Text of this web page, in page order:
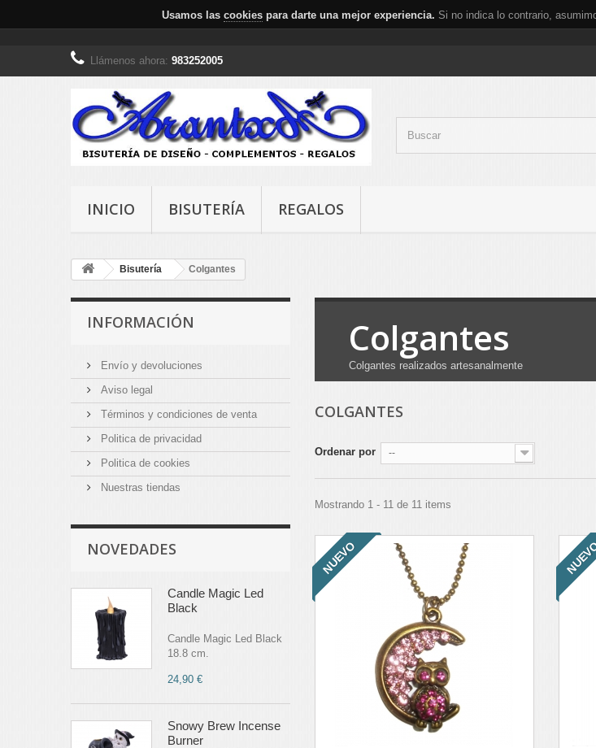
Usamos las cookiespara darte una mejor experiencia. Si no indica lo contrario,
Llámenos ahora: 983252005
INICIO BISUTERÍA REGALOS
Bisutería Colgantes
INFORMACIÓN
Envío y devoluciones
Aviso legal
Términos y condiciones de venta
Politica de privacidad
Politica de cookies
Nuestras tiendas
NOVEDADES
Candle Magic Led
Black
Candle Magic Led Black
18.8 cm.
24,90 €
Snowy Brew Incense
Burner
Colgantes
Colgantes realizados artesanalmente
COLGANTES
Ordenar por --
Mostrando 1 - 11 de 11 items
NUEVO